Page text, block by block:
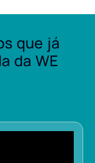
que já
da WE